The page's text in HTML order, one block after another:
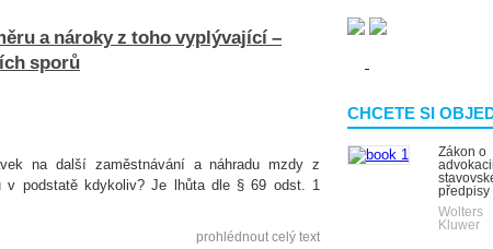
CHCETE SI
Zákon o
předpisy
Wolters
Kluwer
a nároky z toho vyplývající –
sporů
na další zaměstnávání a náhradu mzdy z
v podstatě kdykoliv? Je lhůta dle § 69 odst. 1
prohlédnout celý text